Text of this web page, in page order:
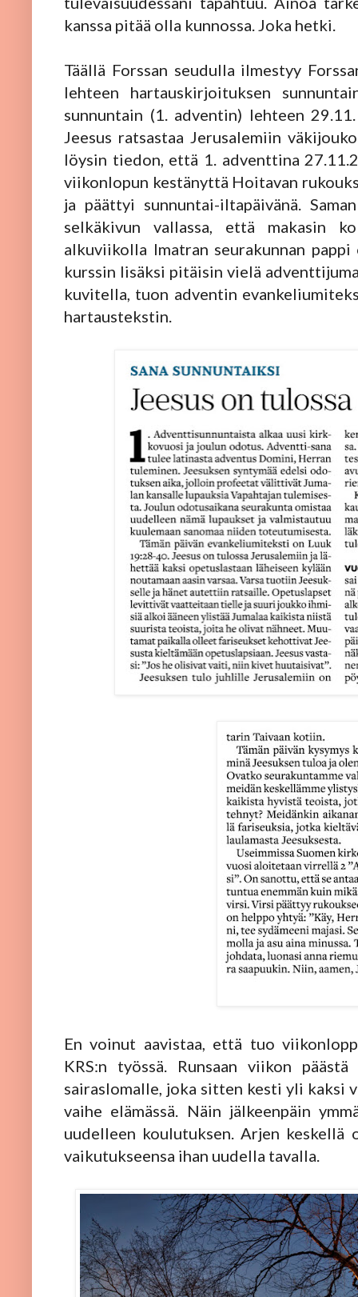
kanssa pitää olla kunnossa. Joka hetki.
Täällä Forssan seudulla ilmestyy
lehteen hartauskirjoituksen
sunnuntain (1. adventin) lehteen
Jeesus ratsastaa Jerusalemiin
löysin tiedon, että 1. adventtina
viikonlopun kestänyttä Hoitavan
ja päättyi sunnuntai-iltapäivänä.
selkäkivun vallassa, että makasin
alkuviikolla Imatran seurakunnan
kurssin lisäksi pitäisin vielä
kuvitella, tuon adventin
hartaustekstin.
En voinut aavistaa, että tuo
KRS:n työssä. Runsaan viikon
sairaslomalle, joka sitten kesti yli kaksi
vaihe elämässä. Näin jälkeenpäin
uudelleen koulutuksen. Arjen keskellä
vaikutukseensa ihan uudella tavalla.